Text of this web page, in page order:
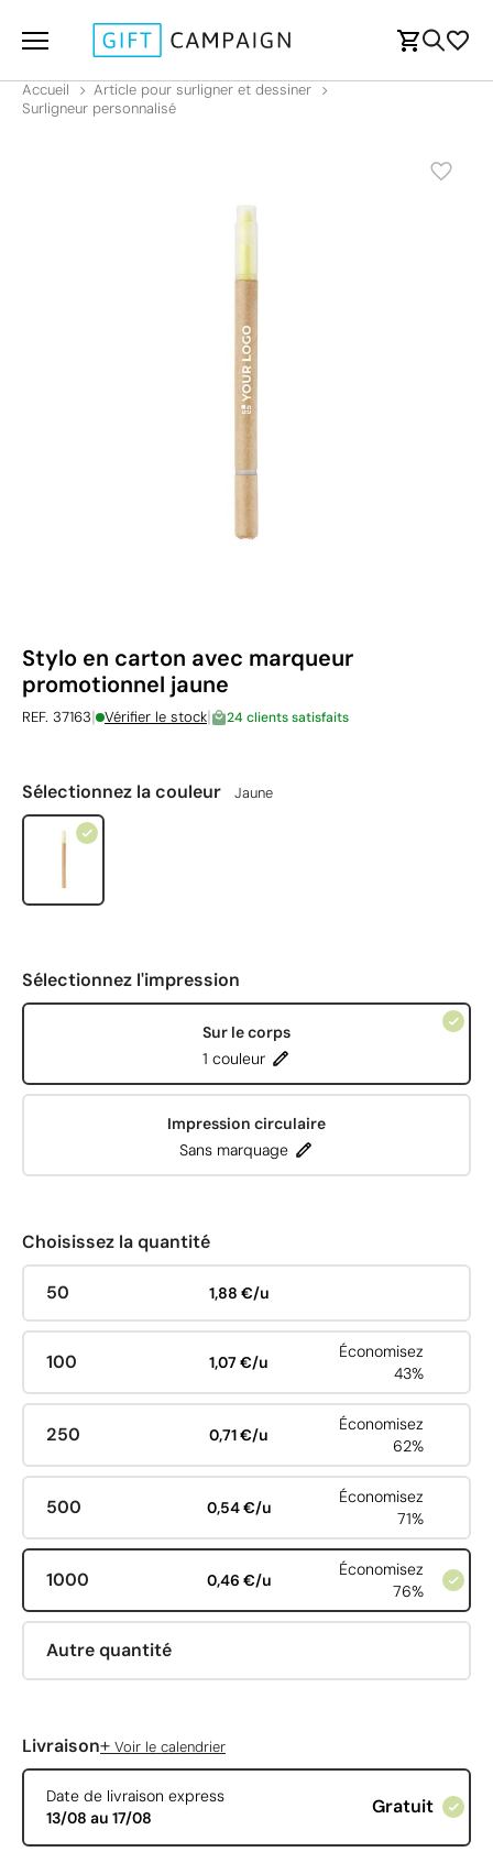
Accueil
Article pour surligner et dessiner
Surligneur personnalisé
Stylo en carton avec marqueur
promotionnel jaune
REF. 37163| Vérifier le stock| 24 clients satisfaits
Sélectionnez la couleur Jaune
Sélectionnez l'impression
Sur le corps
1 couleur
Impression circulaire
Sans marquage
Choisissez la quantité
50 1,88 €/u
100 1,07 €/u
Économisez
43%
250 0,71 €/u
Économisez
62%
500 0,54 €/u
Économisez
71%
1000 0,46 €/u
Économisez
76%
Autre quantité
Livraison+ Voir le calendrier
Date de livraison express
13/08 au 17/08
Gratuit